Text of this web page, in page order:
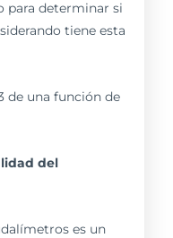
para determinar si
tiene esta
del
es un